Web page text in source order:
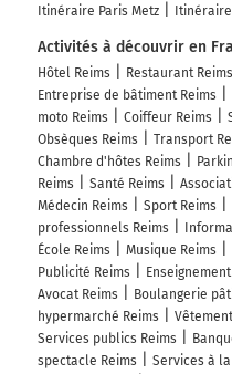
Itinéraire Paris Metz
Activités à découvrir en
Hôtel Reims Restaurant Reims
Entreprise de bâtiment Reims
moto Reims
Coiffeur Reims
Obsèques Reims
Transport
Chambre d'hôtes Reims
Reims
Santé Reims
Médecin Reims
Sport Reims
professionnels Reims
École Reims
Musique Reims
Publicité Reims
Avocat Reims
Boulangerie
hypermarché Reims
Services publics Reims
spectacle Reims
Services à